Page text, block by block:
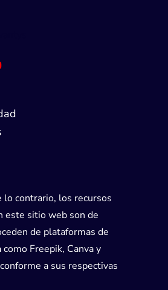
lo contrario, los recursos
este sitio web son de
de plataformas de
Freepik, Canva y
a sus respectivas